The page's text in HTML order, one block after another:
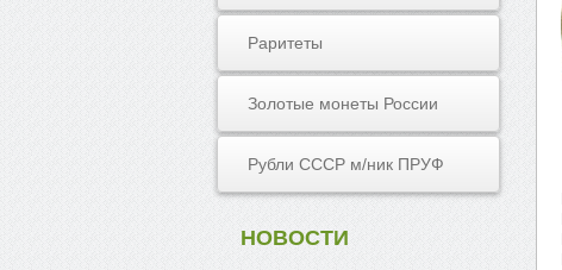
Раритеты
Золотые монеты России
Рубли СССР м/ник ПРУФ
НОВОСТИ